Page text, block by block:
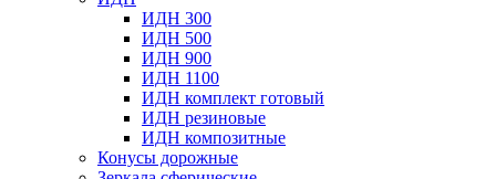
ИДН 300
ИДН 500
ИДН 900
ИДН 1100
ИДН комплект готовый
ИДН резиновые
ИДН композитные
Конусы дорожные